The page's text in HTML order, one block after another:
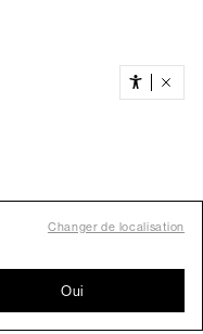
Changer de localisation
Oui